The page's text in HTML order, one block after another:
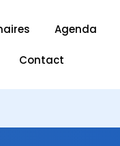
Agenda
Contact